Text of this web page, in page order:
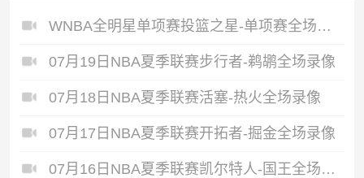
WNBA全明星单项赛投篮之星-单项赛全场录像
07月19日NBA夏季联赛步行者-鹈鹕全场录像
07月18日NBA夏季联赛活塞-热火全场录像
07月17日NBA夏季联赛开拓者-掘金全场录像
07月16日NBA夏季联赛凯尔特人-国王全场录像